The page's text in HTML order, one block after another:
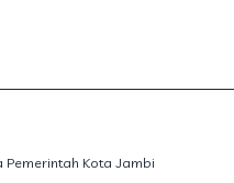
Pemerintah Kota Jambi